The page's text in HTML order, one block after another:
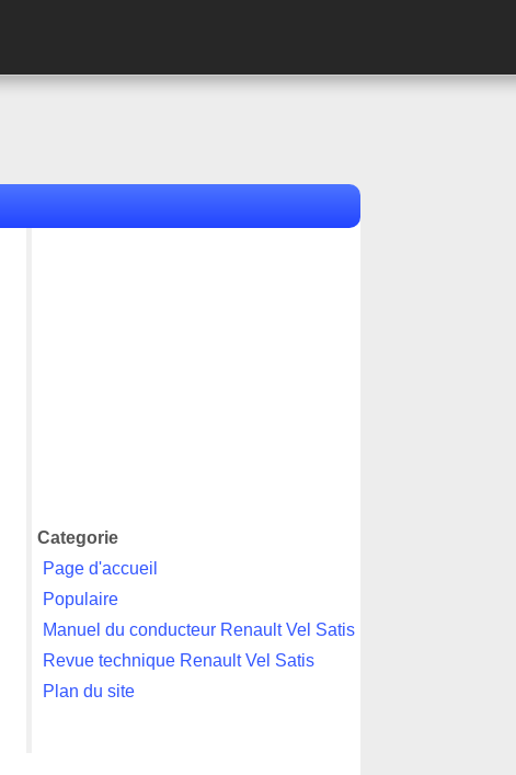
Categorie
Page d'accueil
Populaire
Manuel du conducteur Renault Vel Satis
Revue technique Renault Vel Satis
Plan du site